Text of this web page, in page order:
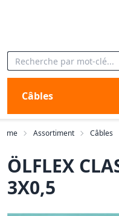
Câbles
Assortiment Câbles
ÖLFLEX
3X0,5